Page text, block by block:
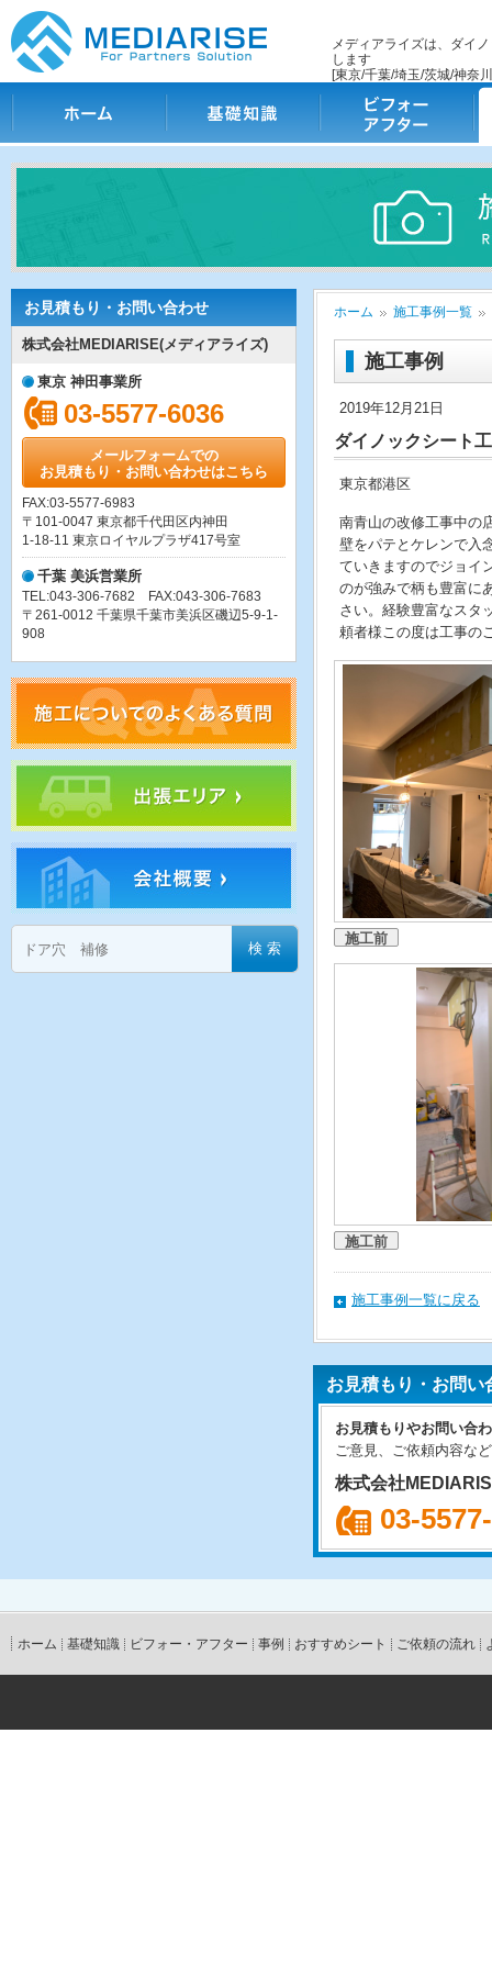
メディアライズは、ダイ
します
[東京/千葉/埼玉/茨城/神奈
ホーム 基礎知識 ビフォー・アフター 施
お見積もり・お問い合わせ
株式会社MEDIARISE(メディアライズ)
東京 神田事業所
03-5577-6036
メールフォームでの
お見積もり・お問い合わせはこちら
FAX:03-5577-6983
〒101-0047 東京都千代田区内神田
1-18-11 東京ロイヤルプラザ417号室
千葉 美浜営業所
TEL:043-306-7682 FAX:043-306-7683
〒261-0012 千葉県千葉市美浜区磯辺5-9-1-
908
ホーム 施工事例一覧
施工事例
2019年12月21日
ダイノックシート
東京都港区
南青山の改修工事中の
壁をパテとケレンで入
ていきますのでジョイ
のが強みで柄も豊富に
さい。経験豊富なスタ
頼者様この度は工事の
施工前
施工前
施工事例一覧に戻る
お見積もり・お問い
お見積もりやお問い合
ご意見、ご依頼内容な
株式会社
03-
ホーム 基礎知識 ビフォー・アフター 事例 おすすめシート ご依頼の流れ